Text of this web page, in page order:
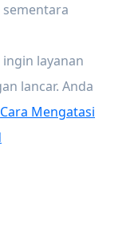
layanan
lancar. Anda
Cara Mengatasi